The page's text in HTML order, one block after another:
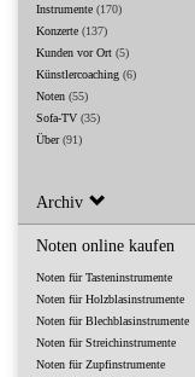
Instrumente (170)
Konzerte (137)
Kunden vor Ort (5)
Künstlercoaching (6)
Noten (55)
Sofa-TV (35)
Über(91)
Archiv
Noten online kaufen
Noten für Tasteninstrumente
Noten für Holzblasinstrumente
Noten für Blechblasinstrumente
Noten für Streichinstrumente
Noten für Zupfinstrumente